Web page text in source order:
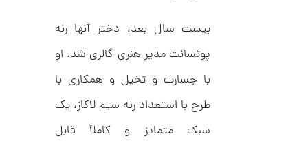
بیست سال بعد، دختر آنها رنه
پوئسانت مدیر هنری گالری شد. او
با جسارت و تخیل و همکاری با
طرح با استعداد رنه سیم لاکاز، یک
سبک متمایز و کاملاً قابل